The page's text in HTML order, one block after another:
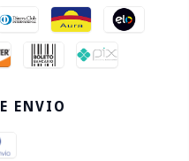
ENVIO